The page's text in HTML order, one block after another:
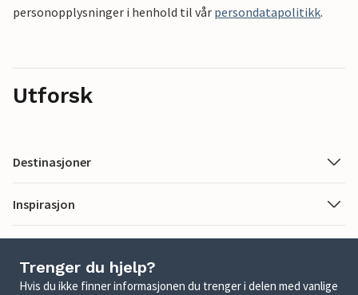
personopplysninger i henhold til vår persondatapolitikk.
Utforsk
Destinasjoner
Inspirasjon
Trenger du hjelp?
Hvis du ikke finner informasjonen du trenger i delen med vanlige